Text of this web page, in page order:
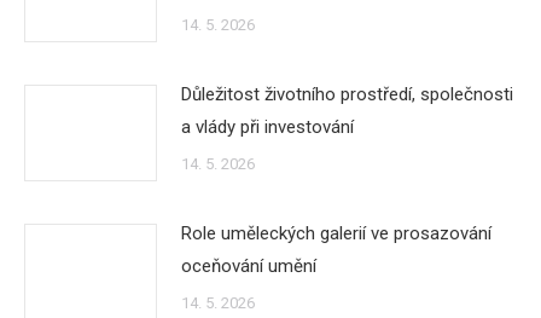
14. 5. 2026
Důležitost životního prostředí, společnosti
a vlády při investování
14. 5. 2026
Role uměleckých galerií ve prosazování
oceňování umění
14. 5. 2026